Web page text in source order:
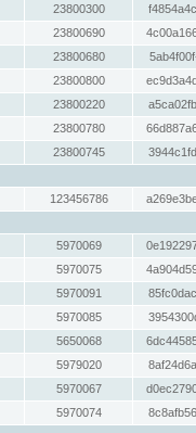
23800300
23800690
23800680
23800800
23800220
23800780
23800745
123456786
5970069
5970075
5970091
5970085
5650068
5979020
5970067
5970074